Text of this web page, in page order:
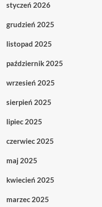
styczeń 2026
grudzień 2025
listopad 2025
październik 2025
wrzesień 2025
sierpień 2025
lipiec 2025
czerwiec 2025
maj 2025
kwiecień 2025
marzec 2025